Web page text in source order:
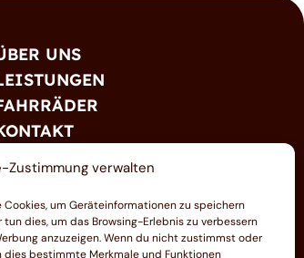
Zustimmung verwalten
um Geräteinformationen zu speichern
dies, um das Browsing-Erlebnis zu verbessern
anzuzeigen. Wenn du nicht zustimmst oder
bestimmte Merkmale und Funktionen
UNS